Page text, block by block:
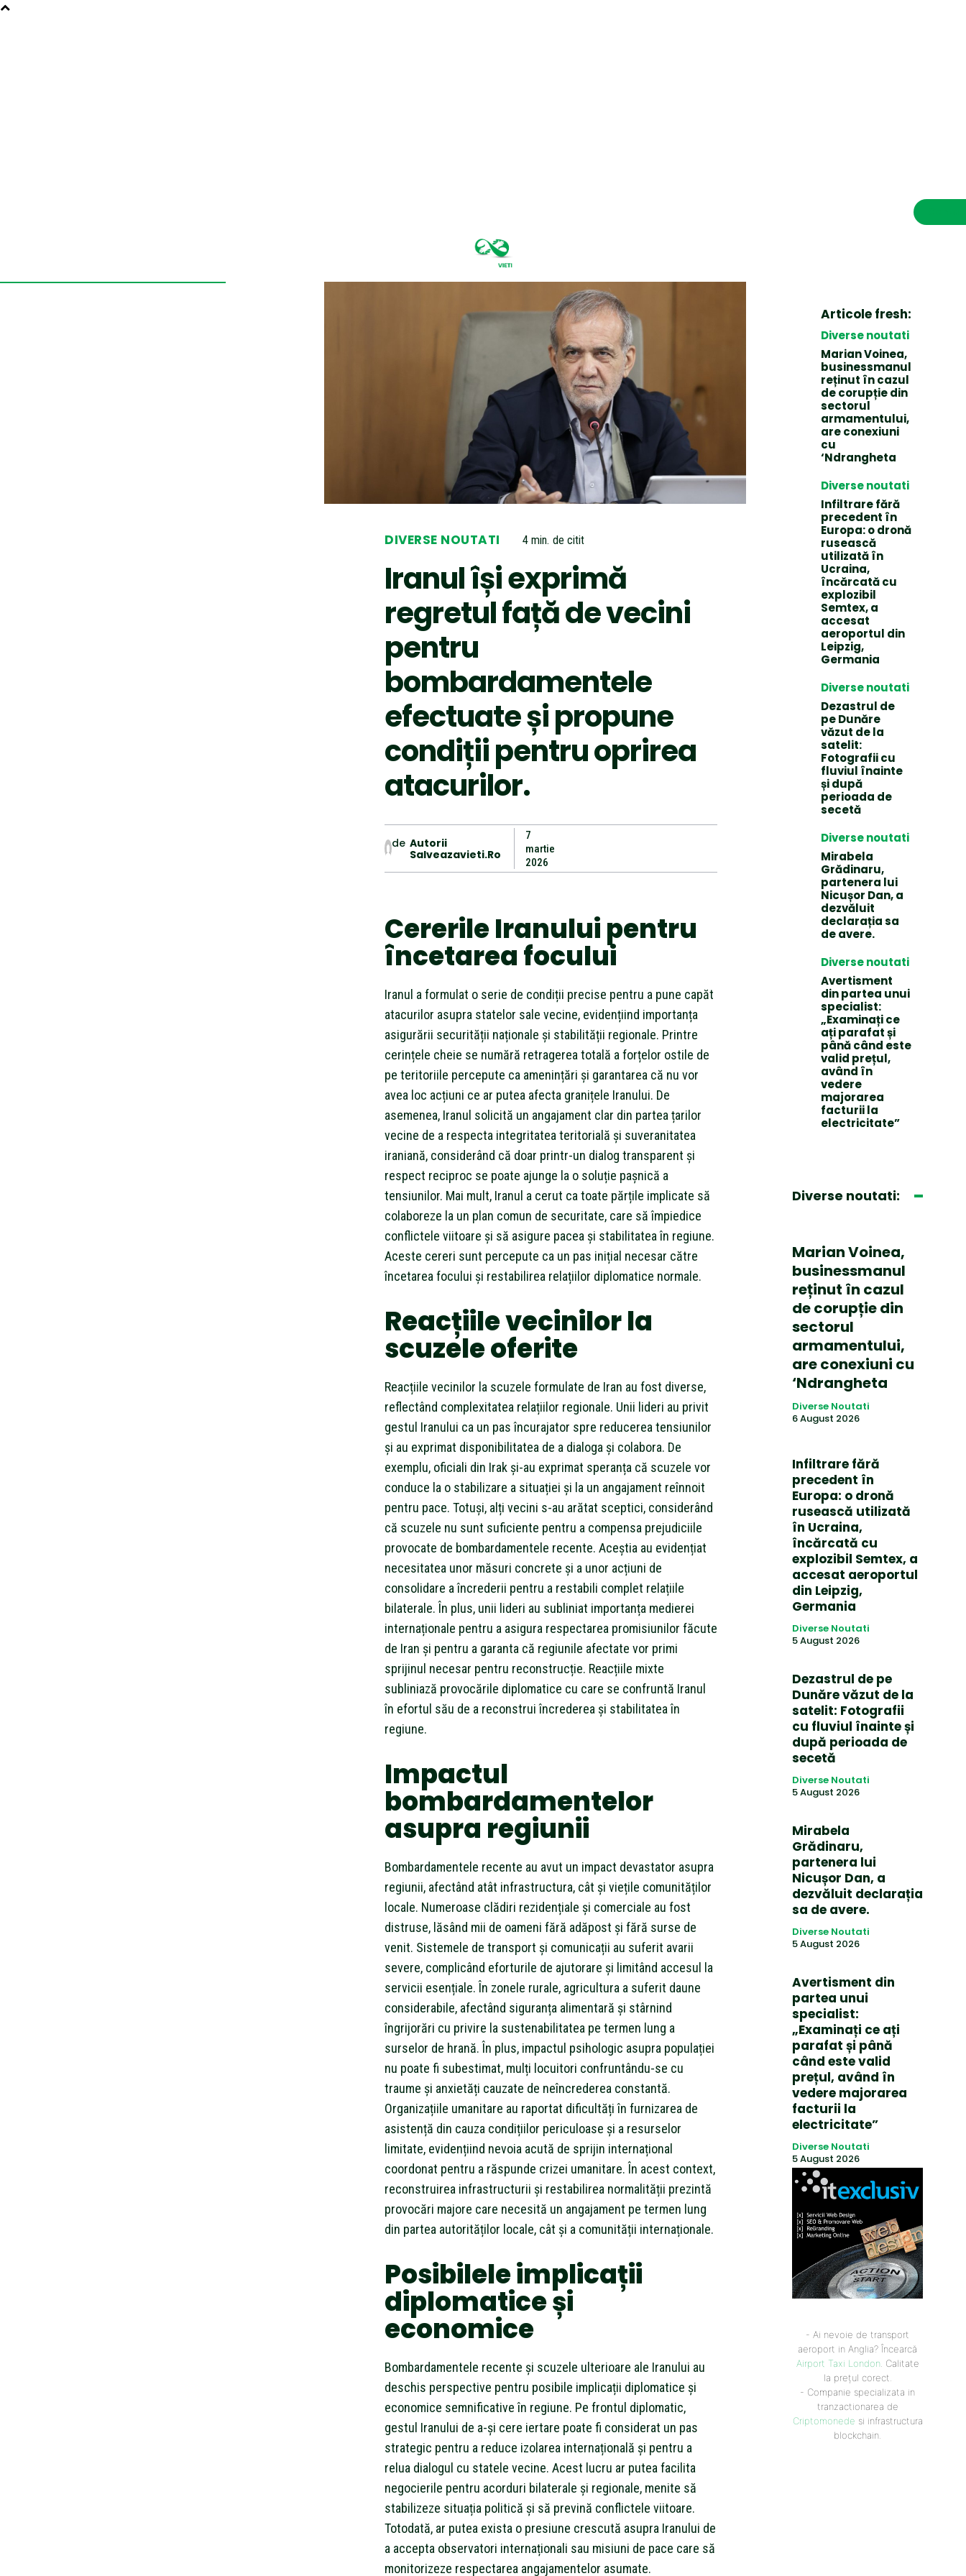
DIVERSE NOUTATI 4min. de citit
Iranul își exprimă
regretul față de vecini
pentru
bombardamentele
efectuate și propune
condiții pentru oprirea
atacurilor.
de Autorii
Salveazavieti.ro
7
martie
2026
Cererile Iranului pentru
încetarea focului
Iranul a formulat o serie de condiții precise pentru a pune capăt
atacurilor asupra statelor sale vecine, evidențiind importanța
asigurării securității naționale și stabilității regionale. Printre
cerințele cheie se numără retragerea totală a forțelor ostile de
pe teritoriile percepute ca amenințări și garantarea că nu vor
avea loc acțiuni ce ar putea afecta granițele Iranului. De
asemenea, Iranul solicită un angajament clar din partea țarilor
vecine de a respecta integritatea teritorială și suveranitatea
iraniană, considerând că doar printr-un dialog transparent și
respect reciproc se poate ajunge la o soluție pașnică a
tensiunilor. Mai mult, Iranul a cerut ca toate părțile implicate să
colaboreze la un plan comun de securitate, care să împiedice
conflictele viitoare și să asigure pacea și stabilitatea în regiune.
Aceste cereri sunt percepute ca un pas inițial necesar către
încetarea focului și restabilirea relațiilor diplomatice normale.
Reacțiile vecinilor la
scuzele oferite
Reacțiile vecinilor la scuzele formulate de Iran au fost diverse,
reflectând complexitatea relațiilor regionale. Unii lideri au privit
gestul Iranului ca un pas încurajator spre reducerea tensiunilor
și au exprimat disponibilitatea de a dialoga și colabora. De
exemplu, oficiali din Irak și-au exprimat speranța că scuzele vor
conduce la o stabilizare a situației și la un angajament reînnoit
pentru pace. Totuși, alți vecini s-au arătat sceptici, considerând
că scuzele nu sunt suficiente pentru a compensa prejudiciile
provocate de bombardamentele recente. Aceștia au evidențiat
necesitatea unor măsuri concrete și a unor acțiuni de
consolidare a încrederii pentru a restabili complet relațiile
bilaterale. În plus, unii lideri au subliniat importanța medierei
internaționale pentru a asigura respectarea promisiunilor făcute
de Iran și pentru a garanta că regiunile afectate vor primi
sprijinul necesar pentru reconstrucție. Reacțiile mixte
subliniază provocările diplomatice cu care se confruntă Iranul
în efortul său de a reconstrui încrederea și stabilitatea în
regiune.
Impactul
bombardamentelor
asupra regiunii
Bombardamentele recente au avut un impact devastator asupra
regiunii, afectând atât infrastructura, cât și viețile comunităților
locale. Numeroase clădiri rezidențiale și comerciale au fost
distruse, lăsând mii de oameni fără adăpost și fără surse de
venit. Sistemele de transport și comunicații au suferit avarii
severe, complicând eforturile de ajutorare și limitând accesul la
servicii esențiale. În zonele rurale, agricultura a suferit daune
considerabile, afectând siguranța alimentară și stârnind
îngrijorări cu privire la sustenabilitatea pe termen lung a
surselor de hrană. În plus, impactul psihologic asupra populației
nu poate fi subestimat, mulți locuitori confruntându-se cu
traume și anxietăți cauzate de neîncrederea constantă.
Organizațiile umanitare au raportat dificultăți în furnizarea de
asistență din cauza condițiilor periculoase și a resurselor
limitate, evidențiind nevoia acută de sprijin internațional
coordonat pentru a răspunde crizei umanitare. În acest context,
reconstruirea infrastructurii și restabilirea normalității prezintă
provocări majore care necesită un angajament pe termen lung
din partea autorităților locale, cât și a comunității internaționale.
Posibilele implicații
diplomatice și
economice
Bombardamentele recente și scuzele ulterioare ale Iranului au
deschis perspective pentru posibile implicații diplomatice și
economice semnificative în regiune. Pe frontul diplomatic,
gestul Iranului de a-și cere iertare poate fi considerat un pas
strategic pentru a reduce izolarea internațională și pentru a
relua dialogul cu statele vecine. Acest lucru ar putea facilita
negocierile pentru acorduri bilaterale și regionale, menite să
stabilizeze situația politică și să prevină conflictele viitoare.
Totodată, ar putea exista o presiune crescută asupra Iranului de
a accepta observatori internaționali sau misiuni de pace care să
monitorizeze respectarea angajamentelor asumate.
Articole fresh:
Diverse noutati
Marian Voinea,
businessmanul
reținut în cazul
de corupție din
sectorul
armamentului,
are conexiuni
cu
‘Ndrangheta
Diverse noutati
Infiltrare fără
precedent în
Europa: o dronă
rusească
utilizată în
Ucraina,
încărcată cu
explozibil
Semtex, a
accesat
aeroportul din
Leipzig,
Germania
Diverse noutati
Dezastrul de
pe Dunăre
văzut de la
satelit:
Fotografii cu
fluviul înainte
și după
perioada de
secetă
Diverse noutati
Mirabela
Grădinaru,
partenera lui
Nicușor Dan, a
dezvăluit
declarația sa
de avere.
Diverse noutati
Avertisment
din partea unui
specialist:
„Examinați ce
ați parafat și
până când este
valid prețul,
având în
vedere
majorarea
facturii la
electricitate”
Diverse noutati:
Marian Voinea,
businessmanul
reținut în cazul
de corupție din
sectorul
armamentului,
are conexiuni cu
‘Ndrangheta
Diverse Noutati
6 August 2026
Infiltrare fără
precedent în
Europa: o dronă
rusească utilizată
în Ucraina,
încărcată cu
explozibil Semtex, a
accesat aeroportul
din Leipzig,
Germania
Diverse Noutati
5 August 2026
Dezastrul de pe
Dunăre văzut de la
satelit: Fotografii
cu fluviul înainte și
după perioada de
secetă
Diverse Noutati
5 August 2026
Mirabela
Grădinaru,
partenera lui
Nicușor Dan, a
dezvăluit declarația
sa de avere.
Diverse Noutati
5 August 2026
Avertisment din
partea unui
specialist:
„Examinați ce ați
parafat și până
când este valid
prețul, având în
vedere majorarea
facturii la
electricitate”
Diverse Noutati
5 August 2026
- Ai nevoie de transport
aeroport in Anglia? Încearcă
Airport Taxi London. Calitate
la prețul corect.
- Companie specializata in
tranzactionarea de
Criptomonede si infrastructura
blockchain.